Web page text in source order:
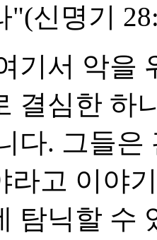
"(신명기
기서 악을
결심한 하
다. 그들은
라고 이야
탐닉할 수